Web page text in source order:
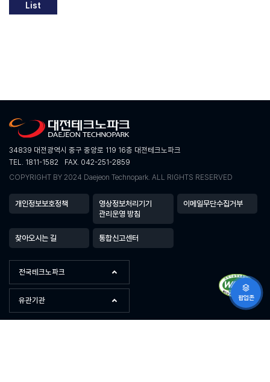
List
34839 대전광역시 중구 중앙로 119 16층 대전테크노파크
TEL. 1811-1582
FAX. 042-251-2859
COPYRIGHT BY 2024 Daejeon Technopark. ALL RIGHTS RESERVED
전국테크노파크
유관기관
개인정보보호정책
영상정보처리기기
관리운영 방침
이메일무단수집거부
찾아오시는 길 통합신고센터
팝업존